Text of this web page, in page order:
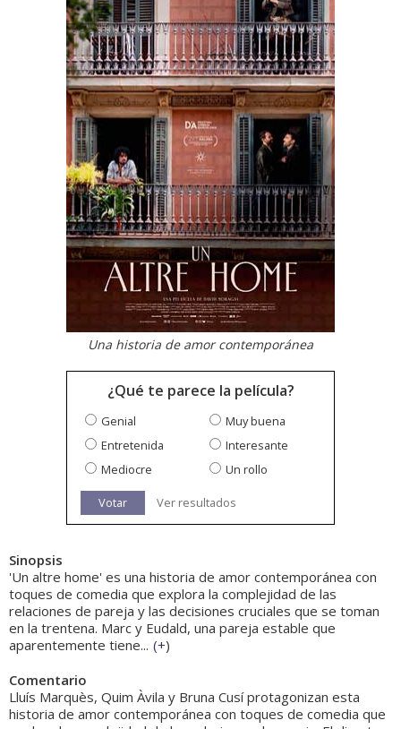
Una historia de amor contemporánea
¿Qué te parece la película?
Genial
Muy buena
Entretenida
Interesante
Mediocre
Un rollo
Votar Ver resultados
Sinopsis
'Un altre home' es una historia de amor contemporánea con
toques de comedia que explora la complejidad de las
relaciones de pareja y las decisiones cruciales que se toman
en la trentena. Marc y Eudald, una pareja estable que
aparentemente tiene... (+)
Comentario
Lluís Marquès, Quim Àvila y Bruna Cusí protagonizan esta
historia de amor contemporánea con toques de comedia que